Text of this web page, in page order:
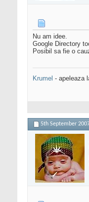
Nu am idee.
Google Directory
Posibil sa fie o
Krumel - apeleaza
5th September